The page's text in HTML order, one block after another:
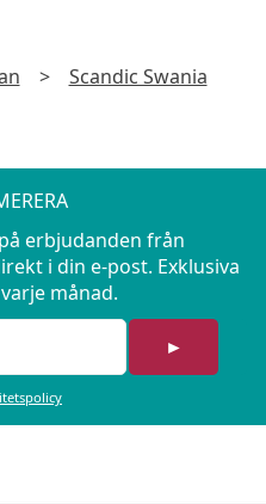
> Scandic Swania
erbjudanden från
i din e-post. Exklusiva
månad.
►